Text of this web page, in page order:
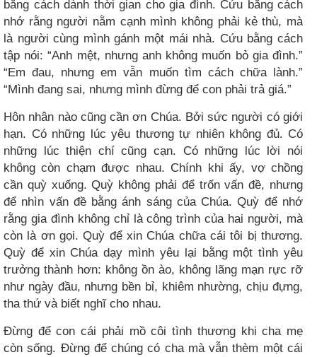
bằng cách dành thời gian cho gia đình. Cứu bằng cách
nhớ rằng người nằm cạnh mình không phải kẻ thù, mà
là người cùng mình gánh một mái nhà. Cứu bằng cách
tập nói: “Anh mệt, nhưng anh không muốn bỏ gia đình.”
“Em đau, nhưng em vẫn muốn tìm cách chữa lành.”
“Mình đang sai, nhưng mình đừng để con phải trả giá.”
Hôn nhân nào cũng cần ơn Chúa. Bởi sức người có giới
hạn. Có những lúc yêu thương tự nhiên không đủ. Có
những lúc thiện chí cũng cạn. Có những lúc lời nói
không còn chạm được nhau. Chính khi ấy, vợ chồng
cần quỳ xuống. Quỳ không phải để trốn vấn đề, nhưng
để nhìn vấn đề bằng ánh sáng của Chúa. Quỳ để nhớ
rằng gia đình không chỉ là công trình của hai người, mà
còn là ơn gọi. Quỳ để xin Chúa chữa cái tôi bị thương.
Quỳ để xin Chúa dạy mình yêu lại bằng một tình yêu
trưởng thành hơn: không ồn ào, không lãng mạn rực rỡ
như ngày đầu, nhưng bền bỉ, khiêm nhường, chịu đựng,
tha thứ và biết nghĩ cho nhau.
Đừng để con cái phải mồ côi tình thương khi cha mẹ
còn sống. Đừng để chúng có cha mà vẫn thèm một cái